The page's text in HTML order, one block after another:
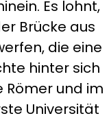
Es lohnt,
Brücke aus
die eine
hinter sich
Römer und im
Universität